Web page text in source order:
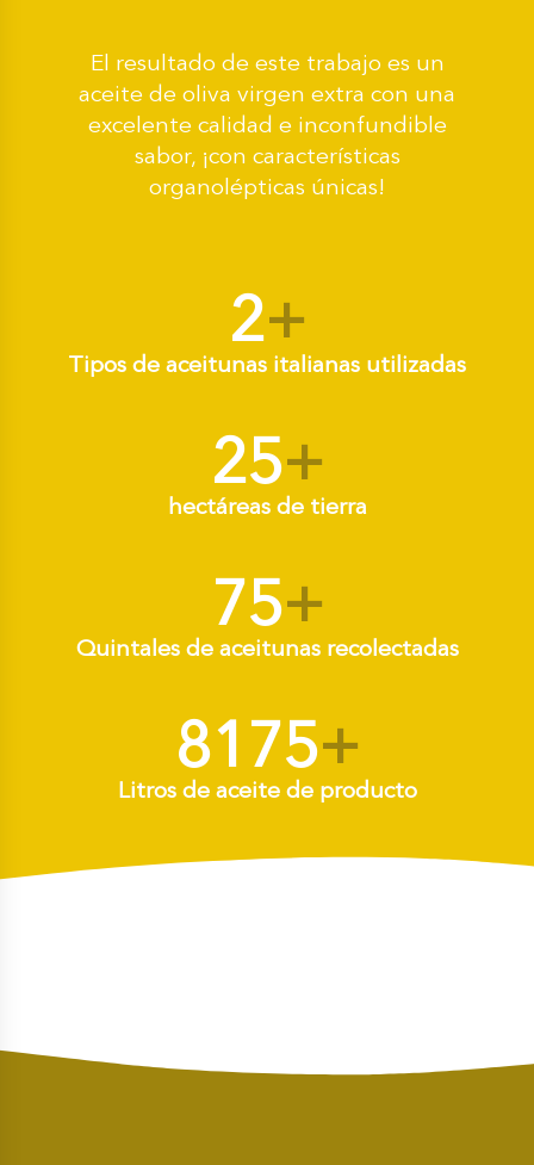
El resultado de este trabajo es un
aceite de oliva virgen extra con una
excelente calidad e inconfundible
sabor, ¡con características
organolépticas únicas!
2+
Tipos de aceitunas italianas utilizadas
25+
hectáreas de tierra
75+
Quintales de aceitunas recolectadas
8175+
Litros de aceite de producto